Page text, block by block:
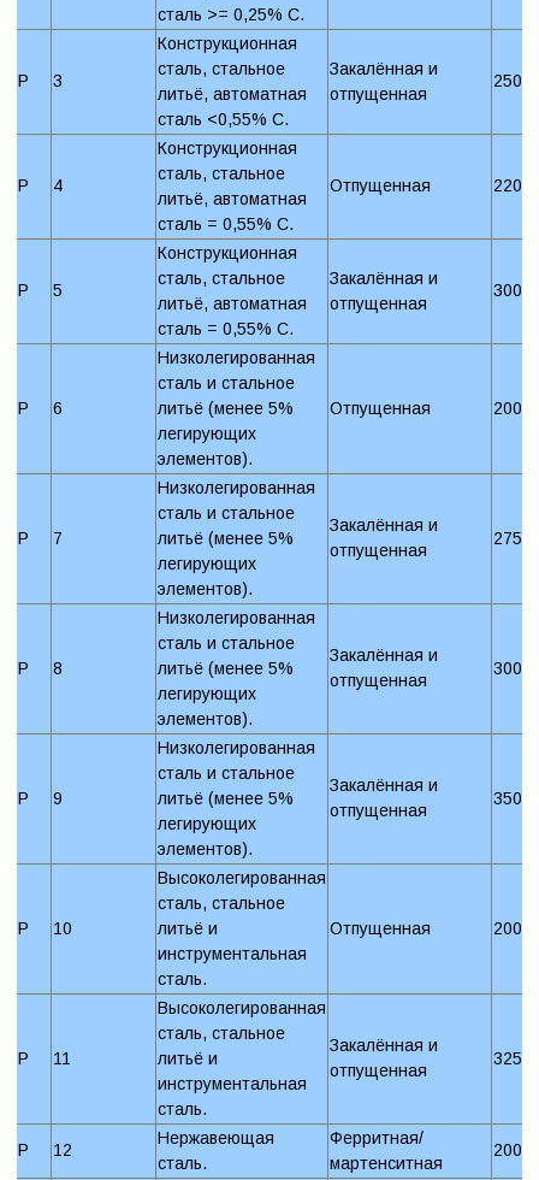
сталь >= 0,25% C.
P 3
Конструкционная
сталь, стальное
литьё, автоматная
сталь <0,55% C.
Закалённая и
отпущенная
250
P 4
Конструкционная
сталь, стальное
литьё, автоматная
сталь = 0,55% C.
Отпущенная 220
P 5
Конструкционная
сталь, стальное
литьё, автоматная
сталь = 0,55% C.
Закалённая и
отпущенная
300
P 6
Низколегированная
сталь и стальное
литьё (менее 5%
легирующих
элементов).
Отпущенная 200
P 7
Низколегированная
сталь и стальное
литьё (менее 5%
легирующих
элементов).
Закалённая и
отпущенная
275
P 8
Низколегированная
сталь и стальное
литьё (менее 5%
легирующих
элементов).
Закалённая и
отпущенная
300
P 9
Низколегированная
сталь и стальное
литьё (менее 5%
легирующих
элементов).
Закалённая и
отпущенная
350
P 10
Высоколегированная
сталь, стальное
литьё и
инструментальная
сталь.
Отпущенная 200
P 11
Высоколегированная
сталь, стальное
литьё и
инструментальная
сталь.
Закалённая и
отпущенная
325
P 12
Нержавеющая
сталь.
Ферритная/
мартенситная
200